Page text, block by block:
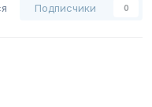
Подписчики 0